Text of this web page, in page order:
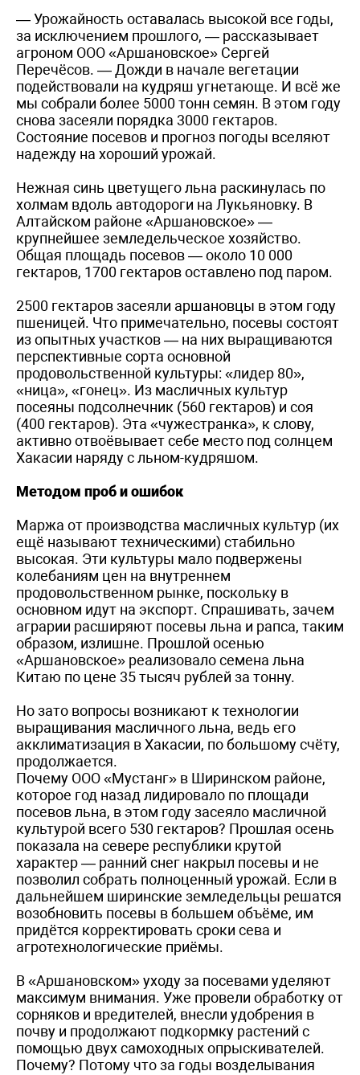
— Урожайность оставалась высокой все годы,
за исключением прошлого, — рассказывает
агроном ООО «Аршановское» Сергей
Перечёсов. — Дожди в начале вегетации
подействовали на кудряш угнетающе. И всё же
мы собрали более 5000 тонн семян. В этом году
снова засеяли порядка 3000 гектаров.
Состояние посевов и прогноз погоды вселяют
надежду на хороший урожай.
Нежная синь цветущего льна раскинулась по
холмам вдоль автодороги на Лукьяновку. В
Алтайском районе «Аршановское» —
крупнейшее земледельческое хозяйство.
Общая площадь посевов — около 10 000
гектаров, 1700 гектаров оставлено под паром.
2500 гектаров засеяли аршановцы в этом году
пшеницей. Что примечательно, посевы состоят
из опытных участков — на них выращиваются
перспективные сорта основной
продовольственной культуры: «лидер 80»,
«ница», «гонец». Из масличных культур
посеяны подсолнечник (560 гектаров) и соя
(400 гектаров). Эта «чужестранка», к слову,
активно отвоёвывает себе место под солнцем
Хакасии наряду с льном-кудряшом.
Методом проб и ошибок
Маржа от производства масличных культур (их
ещё называют техническими) стабильно
высокая. Эти культуры мало подвержены
колебаниям цен на внутреннем
продовольственном рынке, поскольку в
основном идут на экспорт. Спрашивать, зачем
аграрии расширяют посевы льна и рапса, таким
образом, излишне. Прошлой осенью
«Аршановское» реализовало семена льна
Китаю по цене 35 тысяч рублей за тонну.
Но зато вопросы возникают к технологии
выращивания масличного льна, ведь его
акклиматизация в Хакасии, по большому счёту,
продолжается.
Почему ООО «Мустанг» в Ширинском районе,
которое год назад лидировало по площади
посевов льна, в этом году засеяло масличной
культурой всего 530 гектаров? Прошлая осень
показала на севере республики крутой
характер — ранний снег накрыл посевы и не
позволил собрать полноценный урожай. Если в
дальнейшем ширинские земледельцы решатся
возобновить посевы в большем объёме, им
придётся корректировать сроки сева и
агротехнологические приёмы.
В «Аршановском» уходу за посевами уделяют
максимум внимания. Уже провели обработку от
сорняков и вредителей, внесли удобрения в
почву и продолжают подкормку растений с
помощью двух самоходных опрыскивателей.
Почему? Потому что за годы возделывания